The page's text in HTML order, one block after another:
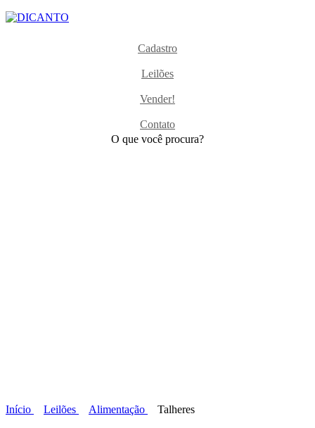
Cadastro
Leilões
Vender!
Contato
O que você procura?
Início Leilões Alimentação Talheres